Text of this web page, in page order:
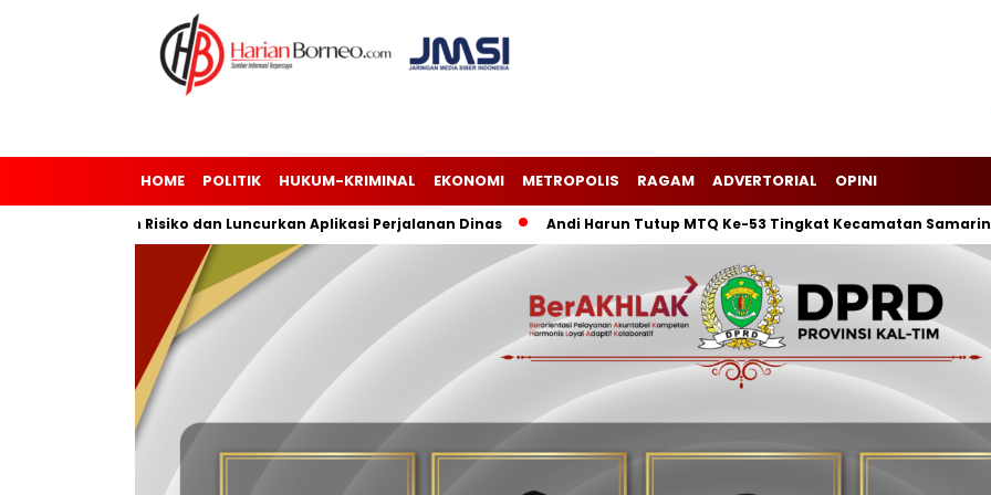
HOME POLITIK HUKUM-KRIMINAL EKONOMI METROPOLIS RAGAM ADVERTORIAL OPINI
Risiko dan Luncurkan Aplikasi Perjalanan Dinas Andi Harun Tutup MTQ Ke-53 Tingkat Kecamatan Samarinda